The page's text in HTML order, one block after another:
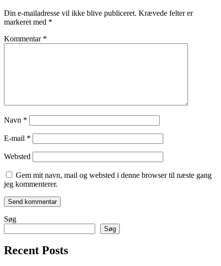
Din e-mailadresse vil ikke blive publiceret. Krævede felter er
markeret med *
Kommentar *
Navn *
E-mail *
Websted
Gem mit navn, mail og websted i denne browser til næste gang
jeg kommenterer.
Søg
Søg
Recent Posts